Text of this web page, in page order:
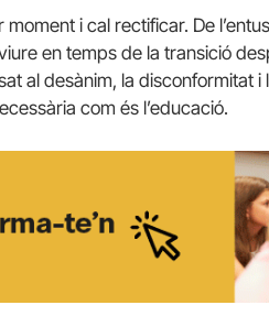
moment i cal rectificar. De
en temps de la transició
al desànim, la disconformitat
com és l’educació.